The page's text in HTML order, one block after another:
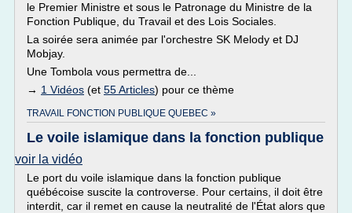
le Premier Ministre et sous le Patronage du Ministre de la
Fonction Publique, du Travail et des Lois Sociales.
La soirée sera animée par l'orchestre SK Melody et DJ
Mobjay.
Une Tombola vous permettra de...
→ 1 Vidéos (et 55 Articles) pour ce thème
TRAVAIL FONCTION PUBLIQUE QUEBEC »
Le voile islamique dans la fonction publique
voir la vidéo
Le port du voile islamique dans la fonction publique
québécoise suscite la controverse. Pour certains, il doit être
interdit, car il remet en cause la neutralité de l'État alors que